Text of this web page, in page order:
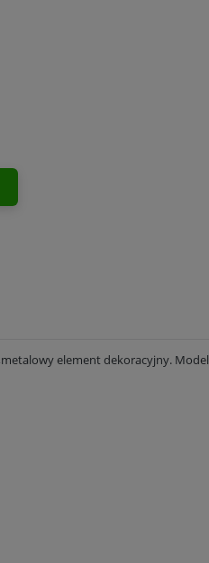
element dekoracyjny. Model